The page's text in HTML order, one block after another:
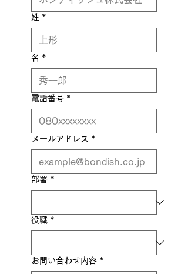
姓 *
名 *
電話番号 *
メールアドレス *
部署 *
役職 *
お問い合わせ内容 *